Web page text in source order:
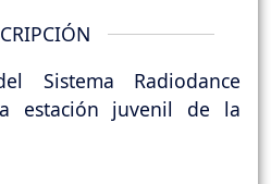
Sistema Radiodance
estación juvenil de la